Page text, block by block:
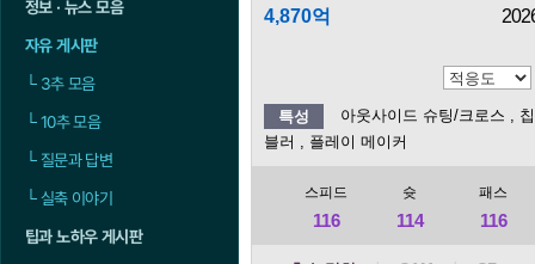
정보 · 뉴스 모음
자유 게시판
└3추 모음
└10추 모음
└질문과 답변
└실축 이야기
팁과 노하우 게시판
4,870억
특성 아웃사이드 슈팅/크로스
,
블러
, 플레이 메이커
스피드
116
슛
114
패스
116